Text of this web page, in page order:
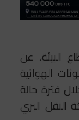
البيئة، عن
الهوائية
فترة حالة
النقل البري